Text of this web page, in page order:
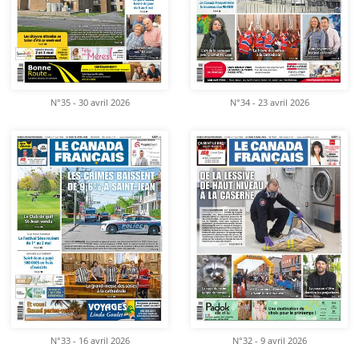
N°35 - 30 avril 2026 N°34 - 23 avril 2026
N°33 - 16 avril 2026 N°32 - 9 avril 2026